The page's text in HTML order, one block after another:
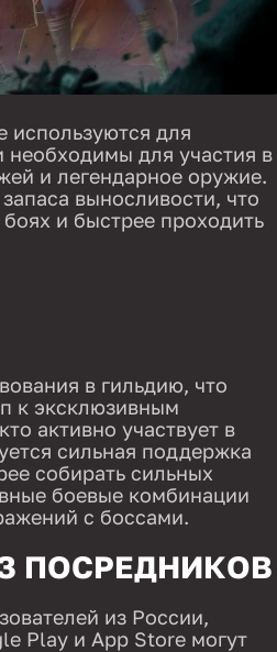
для
для участия в
и легендарное оружие.
выносливости, что
и быстрее проходить
в гильдию, что
к эксклюзивным
активно участвует в
сильная поддержка
собирать сильных
боевые комбинации
с боссами.
ПОСРЕДНИКОВ
из России,
Play и App Store могут